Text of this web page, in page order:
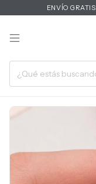
ENVÍO